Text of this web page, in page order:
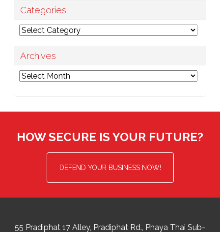
Categories
Categories
Archives
Archives
HOW SECURE IS YOUR FUTURE?
DEFEND YOUR BUSINESS NOW!
55 Pradiphat 17 Alley, Pradiphat Rd., Phaya Thai Sub-